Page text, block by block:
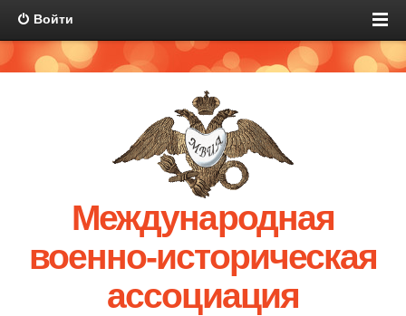
Войти
Международная
военно-историческая
ассоциация